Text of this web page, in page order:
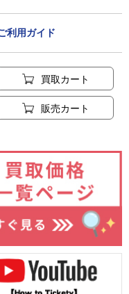
利用ガイド
買取カート
販売カート